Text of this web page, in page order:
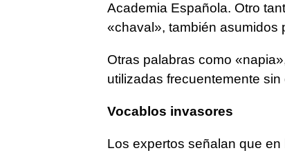
Academia Española. Otro
«chaval», también asumidos
Otras palabras como
utilizadas frecuentemente
Vocablos invasores
Los expertos señalan que